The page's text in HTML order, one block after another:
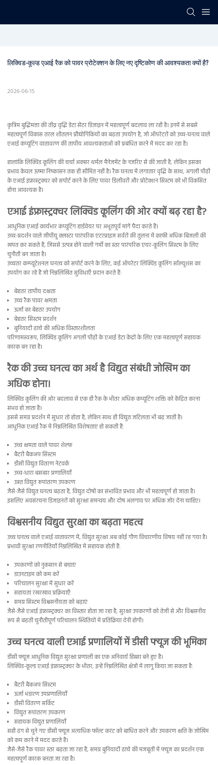
लिक्विड-कूल्ड एआई रैक को पावर प्रोटेक्शन के लिए नए दृष्टिकोण की आवश्यकता क्यों है?
2026-06-15
कृत्रिम बुद्धिमत्ता की तीव्र वृद्धि डेटा सेंटर डिज़ाइन में महत्वपूर्ण बदलाव ला रही है। इनमें से सबसे
महत्वपूर्ण विकास तरल शीतलन प्रौद्योगिकियों का बढ़ता उपयोग है, जो ऑपरेटरों को उच्च-घनत्व वाले
एआई कंप्यूटिंग वातावरण की तापीय आवश्यकताओं को प्रबंधित करने में मदद कर रहा है।
हालांकि लिक्विड कूलिंग की चर्चा अक्सर थर्मल मैनेजमेंट के नजरिए से की जाती है, लेकिन इसका
प्रभाव केवल ऊष्मा निष्कासन तक ही सीमित नहीं है। रैक घनत्व में लगातार वृद्धि के साथ, अगली पीढ़ी
के एआई इंफ्रास्ट्रक्चर को सपोर्ट करने के लिए पावर डिलीवरी और प्रोटेक्शन सिस्टम को भी विकसित
होना आवश्यक है।
एआई इंफ्रास्ट्रक्चर लिक्विड कूलिंग की ओर क्यों बढ़ रहा है?
आधुनिक एआई कार्यभार कंप्यूटिंग हार्डवेयर पर अभूतपूर्व मांगें पैदा करते हैं।
उच्च-प्रदर्शन वाले जीपीयू क्लस्टर पारंपरिक एंटरप्राइज सर्वरों की तुलना में काफी अधिक बिजली की
खपत कर सकते हैं, जिससे उत्पन्न होने वाली गर्मी का स्तर पारंपरिक एयर-कूलिंग सिस्टम के लिए
चुनौती बन जाता है।
उच्चतर कम्प्यूटेशनल घनत्व को सपोर्ट करने के लिए, कई ऑपरेटर लिक्विड कूलिंग सॉल्यूशंस का
उपयोग कर रहे हैं जो निम्नलिखित सुविधाएँ प्रदान करते हैं:
बेहतर तापीय दक्षता
उच्च रैक पावर क्षमता
ऊर्जा का बेहतर उपयोग
बेहतर सिस्टम प्रदर्शन
बुनियादी ढांचे की अधिक विस्तारशीलता
परिणामस्वरूप, लिक्विड कूलिंग अगली पीढ़ी के एआई डेटा केंद्रों के लिए एक महत्वपूर्ण सहायक
कारक बन रहा है।
रैक की उच्च घनत्व का अर्थ है विद्युत संबंधी जोखिम का
अधिक होना।
लिक्विड कूलिंग की ओर बदलाव से एक ही रैक के भीतर अधिक कंप्यूटिंग शक्ति को केंद्रित करना
संभव हो जाता है।
इससे समग्र प्रदर्शन में सुधार तो होता है, लेकिन साथ ही विद्युत जटिलता भी बढ़ जाती है।
आधुनिक एआई रैक में निम्नलिखित विशेषताएं हो सकती हैं:
उच्च क्षमता वाले पावर शेल्फ
बैटरी बैकअप सिस्टम
डीसी विद्युत वितरण नेटवर्क
उच्च-धारा बसबार प्रणालियाँ
उन्नत विद्युत रूपांतरण उपकरण
जैसे-जैसे विद्युत घनत्व बढ़ता है, विद्युत दोषों का संभावित प्रभाव और भी महत्वपूर्ण हो जाता है।
इसलिए अवसंरचना डिजाइनरों को सुरक्षा समन्वय और दोष अलगाव पर अधिक जोर देना चाहिए।
विश्वसनीय विद्युत सुरक्षा का बढ़ता महत्व
उच्च घनत्व वाले एआई वातावरण में, विद्युत सुरक्षा अब कोई गौण विचारणीय विषय नहीं रह गया है।
प्रभावी सुरक्षा रणनीतियाँ निम्नलिखित में सहायक होती हैं:
उपकरणों को नुकसान से बचाएं
डाउनटाइम को कम करें
परिचालन सुरक्षा में सुधार करें
सहायता रखरखाव प्रक्रियाएँ
समग्र सिस्टम विश्वसनीयता को बढ़ाएं
जैसे-जैसे एआई इंफ्रास्ट्रक्चर का विस्तार होता जा रहा है, सुरक्षा उपकरणों को तेजी से और विश्वसनीय
रूप से बढ़ती चुनौतीपूर्ण परिचालन स्थितियों में प्रतिक्रिया देनी होगी।
उच्च घनत्व वाली एआई प्रणालियों में डीसी फ्यूज की भूमिका
डीसी फ्यूज आधुनिक विद्युत सुरक्षा प्रणाली का एक अनिवार्य हिस्सा बने हुए हैं।
लिक्विड-कूल्ड एआई इंफ्रास्ट्रक्चर के भीतर, इन्हें निम्नलिखित क्षेत्रों में लागू किया जा सकता है:
बैटरी बैकअप सिस्टम
ऊर्जा भंडारण उपप्रणालियाँ
डीसी वितरण सर्किट
विद्युत रूपांतरण उपकरण
सहायक विद्युत प्रणालियाँ
सही ढंग से चुने गए डीसी फ्यूज अत्यधिक फॉल्ट करंट को बाधित करने और उपकरण क्षति के जोखिम
को कम करने में मदद करते हैं।
जैसे-जैसे रैक पावर स्तर बढ़ता जा रहा है, समग्र बुनियादी ढांचे की मजबूती में फ्यूज का प्रदर्शन एक
महत्वपूर्ण कारक बनता जा रहा है।